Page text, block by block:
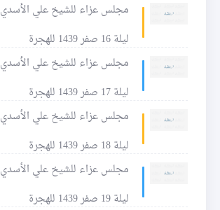
مجلس عزاء للشيخ علي الأسدي
ليلة 16 صفر 1439 للهجرة
مجلس عزاء للشيخ علي الأسدي
ليلة 17 صفر 1439 للهجرة
مجلس عزاء للشيخ علي الأسدي
ليلة 18 صفر 1439 للهجرة
مجلس عزاء للشيخ علي الأسدي
ليلة 19 صفر 1439 للهجرة